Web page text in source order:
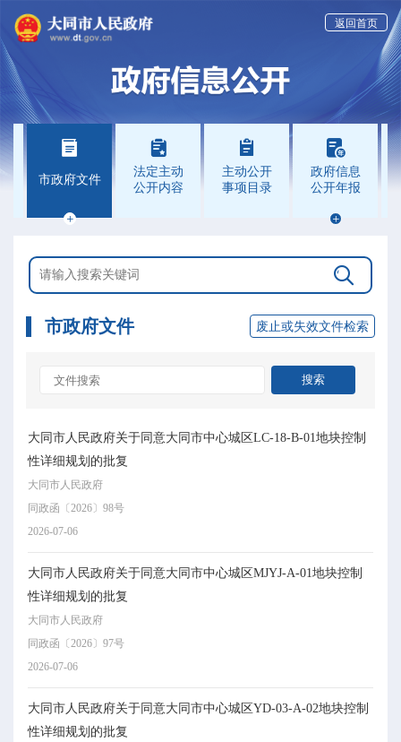
返回首页

市政府文件


法定主动
公开内容

主动公开
事项目录

政府信息
公开年报


市政府文件 废止或失效文件检索
大同市人民政府关于同意大同市中心城区LC-18-B-01地块控制
性详细规划的批复
大同市人民政府
同政函〔2026〕98号
2026-07-06
大同市人民政府关于同意大同市中心城区MJYJ-A-01地块控制
性详细规划的批复
大同市人民政府
同政函〔2026〕97号
2026-07-06
大同市人民政府关于同意大同市中心城区YD-03-A-02地块控制
性详细规划的批复